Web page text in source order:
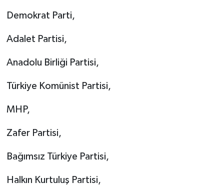
Demokrat Parti,
Adalet Partisi,
Anadolu Birliği Partisi,
Türkiye Komünist Partisi,
MHP,
Zafer Partisi,
Bağımsız Türkiye Partisi,
Halkın Kurtuluş Partisi,